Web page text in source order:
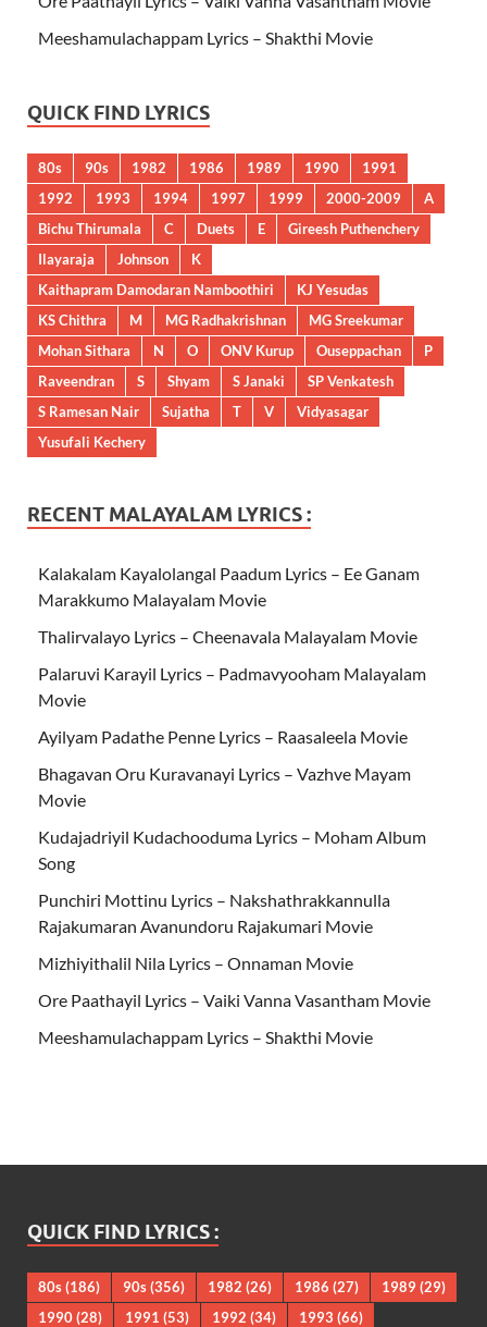
Meeshamulachappam Lyrics – Shakthi Movie
QUICK FIND LYRICS
80s 90s 1982 1986 1989 1990
1991
1992
1993 1994 1997 1999 2000-2009
A
Bichu Thirumala
C Duets E
Gireesh Puthenchery
Ilayaraja
Johnson
K
Kaithapram Damodaran Namboothiri
KJ Yesudas
KS Chithra
M MG Radhakrishnan
MG Sreekumar
Mohan Sithara
N O ONV Kurup Ouseppachan
P
Raveendran
S Shyam S Janaki
SP Venkatesh
S Ramesan Nair
Sujatha T V
Vidyasagar
Yusufali Kechery
RECENT MALAYALAM LYRICS :
Kalakalam Kayalolangal Paadum Lyrics – Ee Ganam
Marakkumo Malayalam Movie
Thalirvalayo Lyrics – Cheenavala Malayalam Movie
Palaruvi Karayil Lyrics – Padmavyooham Malayalam
Movie
Ayilyam Padathe Penne Lyrics – Raasaleela Movie
Bhagavan Oru Kuravanayi Lyrics – Vazhve Mayam
Movie
Kudajadriyil Kudachooduma Lyrics – Moham Album
Song
Punchiri Mottinu Lyrics – Nakshathrakkannulla
Rajakumaran Avanundoru Rajakumari Movie
Mizhiyithalil Nila Lyrics – Onnaman Movie
Ore Paathayil Lyrics – Vaiki Vanna Vasantham Movie
Meeshamulachappam Lyrics – Shakthi Movie
QUICK FIND LYRICS :
80s(186) 90s(356) 1982 (26) 1986 (27) 1989(29)
1990(28) 1991 (53) 1992 (34) 1993 (66)